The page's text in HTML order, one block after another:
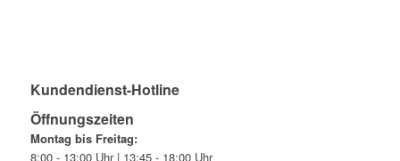
Kundendienst-Hotline
Öffnungszeiten
Montag bis Freitag:
8:00 - 13:00 Uhr | 13:45 - 18:00 Uhr